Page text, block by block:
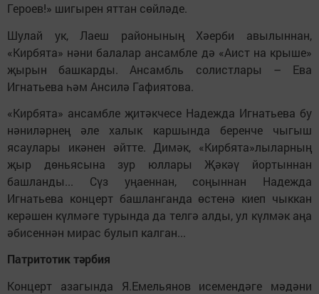
Героев!» шигырен яттан сөйләде.
Шулай ук, Лаеш районының Хәерби авылыннан,
«Кирбята» нәни балалар ансамбле дә «Аист на крыше»
җырын башкарды. Ансамбль солистлары – Ева
Игнатьева һәм Ансилә Гафиятова.
«Кирбята» ансамбле җитәкчесе Надежда Игнатьева бу
нәниләрнең әле халык каршында беренче чыгыш
ясаулары икәнен әйтте. Димәк, «Кирбята»лыларның
җыр дөньясына зур юллары Җәкәү йортыннан
башланды... Сүз уңаеннан, соңыннан Надежда
Игнатьева концерт башланганда өстенә киеп чыккан
керәшен күлмәге турында да телгә алды, ул күлмәк аңа
әбисеннән мирас булып калган...
Патритотик тәрбия
Концерт азагында Я.Емельянов исемендәге мәдәни